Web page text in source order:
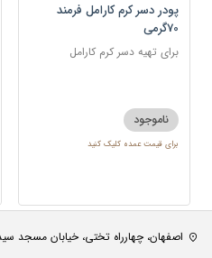
پودر دسر کرم کارامل فرمند
70گرمی
برای تهیه دسر کرم کارامل
ناموجود
برای قیمت عمده کلیک کنید
اصفهان، چهارراه تختی، خیابان مسجد